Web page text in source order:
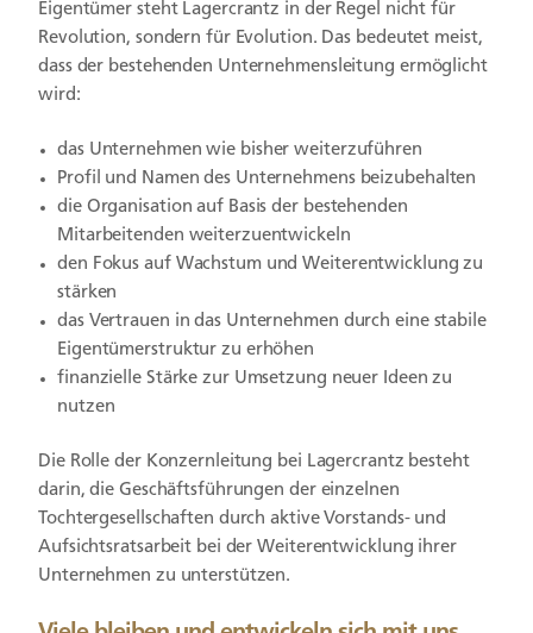
Eigentümer steht Lagercrantz in der Regel nicht für
Revolution, sondern für Evolution. Das bedeutet meist,
dass der bestehenden Unternehmensleitung ermöglicht
wird:
das Unternehmen wie bisher weiterzuführen
Profil und Namen des Unternehmens beizubehalten
die Organisation auf Basis der bestehenden
Mitarbeitenden weiterzuentwickeln
den Fokus auf Wachstum und Weiterentwicklung zu
stärken
das Vertrauen in das Unternehmen durch eine stabile
Eigentümerstruktur zu erhöhen
finanzielle Stärke zur Umsetzung neuer Ideen zu
nutzen
Die Rolle der Konzernleitung bei Lagercrantz besteht
darin, die Geschäftsführungen der einzelnen
Tochtergesellschaften durch aktive Vorstands- und
Aufsichtsratsarbeit bei der Weiterentwicklung ihrer
Unternehmen zu unterstützen.